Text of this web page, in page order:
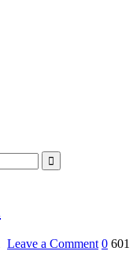
Leave a Commenton
0 601